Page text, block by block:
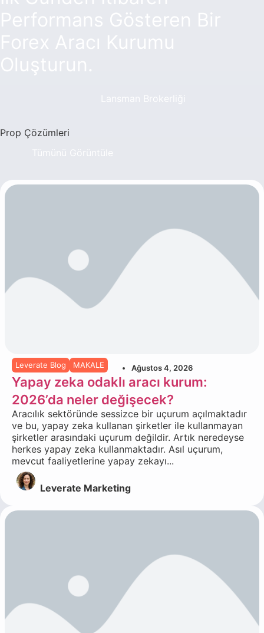
Oluşturun.
Lansman Brokerliği
Prop Çözümleri
Tümünü Görüntüle
Leverate Blog MAKALE Ağustos 4, 2026
Yapay zeka odaklı aracı kurum:
2026’da neler değişecek?
Aracılık sektöründe sessizce bir uçurum açılmaktadır
ve bu, yapay zeka kullanan şirketler ile kullanmayan
şirketler arasındaki uçurum değildir. Artık neredeyse
herkes yapay zeka kullanmaktadır. Asıl uçurum,
mevcut faaliyetlerine yapay zekayı...
Leverate Marketing